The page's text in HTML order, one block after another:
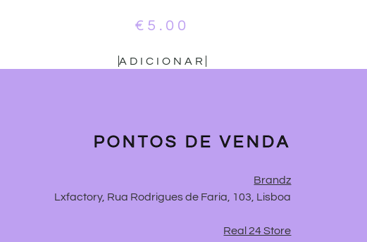
€ 5.00
ADICIONAR
PONTOS DE VENDA
Brandz
Lxfactory, Rua Rodrigues de Faria, 103, Lisboa
Real 24 Store